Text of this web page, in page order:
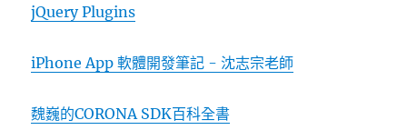
jQuery Plugins
iPhone App 軟體開發筆記 - 沈志宗老師
魏巍的CORONA SDK百科全書